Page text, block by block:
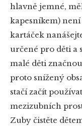
hlavně jemné,
kapesníkem)
kartáček
určené pro děti a
malé děti
proto snížený
stačí začít
mezizubních
Zuby čistěte